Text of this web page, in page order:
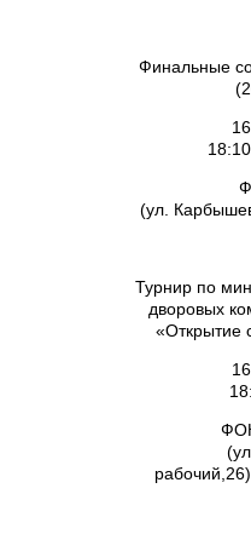
Финальные
(ул.
Турнир по
дворовых
«Открытие